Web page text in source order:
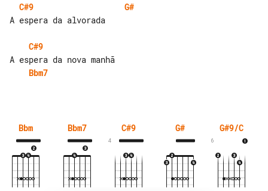
C#9
G#
A espera da alvorada
C#9
Bbm7
Bbm Bbm7 C#9
4
G# G#9/C
6